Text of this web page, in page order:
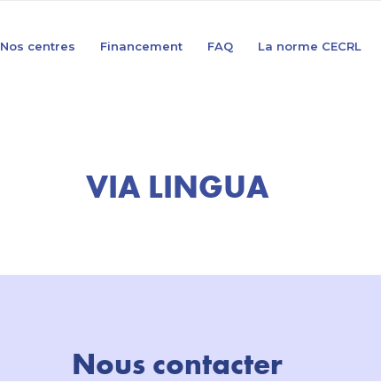
Nos centres Financement FAQ La norme CECRL
VIA LINGUA
Nous contacter